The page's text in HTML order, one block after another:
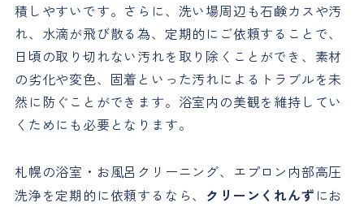
積しやすいです。さらに、洗い場周辺も石鹸カスや汚
れ、水滴が飛び散る為、定期的にご依頼することで、
日頃の取り切れない汚れを取り除くことができ、素材
の劣化や変色、固着といった汚れによるトラブルを未
然に防ぐことができます。浴室内の美観を維持してい
くためにも必要となります。
札幌の浴室・お風呂クリーニング、エプロン内部高圧
洗浄を定期的に依頼するなら、 クリーンくれんず にお